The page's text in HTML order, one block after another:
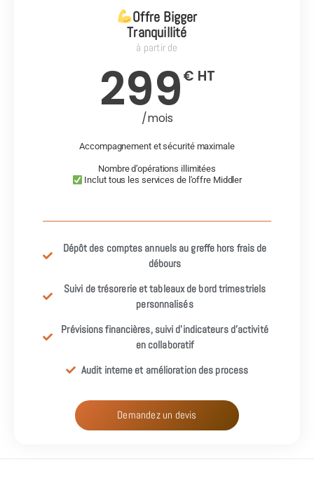
Offre Bigger
Tranquillité
à partir de
299€ HT
/mois
Accompagnement et sécurité maximale
Nombre d’opérations illimitées
Inclut tous les services de l'offre Middler
Dépôt des comptes annuels au greffe hors frais de
débours
Suivi de trésorerie et tableaux de bord trimestriels
personnalisés
Prévisions financières, suivi d’indicateurs d’activité
en collaboratif
Audit interne et amélioration des process
Demandez un devis